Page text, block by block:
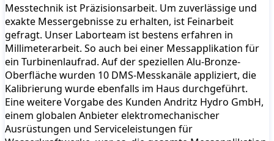
Messtechnik ist Präzisionsarbeit. Um zuverlässige und
exakte Messergebnisse zu erhalten, ist Feinarbeit
gefragt. Unser Laborteam ist bestens erfahren in
Millimeterarbeit. So auch bei einer Messapplikation für
ein Turbinenlaufrad. Auf der speziellen Alu-Bronze-
Oberfläche wurden 10 DMS-Messkanäle appliziert, die
Kalibrierung wurde ebenfalls im Haus durchgeführt.
Eine weitere Vorgabe des Kunden Andritz Hydro GmbH,
einem globalen Anbieter elektromechanischer
Ausrüstungen und Serviceleistungen für